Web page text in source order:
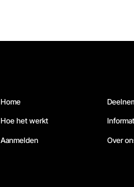
Home
Hoe het werkt
Aanmelden Over